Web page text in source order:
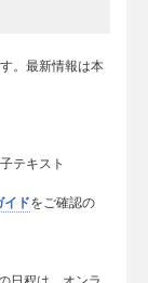
。最新情報は本
テキスト
イドをご確認の
日程は、オンラ